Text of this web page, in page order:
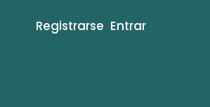
Registrarse Entrar